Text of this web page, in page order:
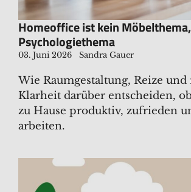
Homeoffice ist kein
Psychologiethema
03. Juni 2026 Sandra Gauer
Wie Raumgestaltung, Reize
Klarheit darüber entscheiden,
zu Hause produktiv, zufrieden
arbeiten.